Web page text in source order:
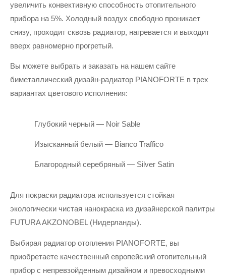
увеличить конвективную способность отопительного
прибора на 5%. Холодный воздух свободно проникает
снизу, проходит сквозь радиатор, нагревается и выходит
вверх равномерно прогретый.
Вы можете выбрать и заказать на нашем сайте
биметаллический дизайн-радиатор PIANOFORTE в трех
вариантах цветового исполнения:
Глубокий черный — Noir Sable
Изысканный белый — Bianco Traffico
Благородный серебряный — Silver Satin
Для покраски радиатора используется стойкая
экологически чистая нанокраска из дизайнерской палитры
FUTURA AKZONOBEL (Нидерланды).
Выбирая радиатор отопления PIANOFORTE, вы
приобретаете качественный европейский отопительный
прибор с непревзойденным дизайном и превосходными